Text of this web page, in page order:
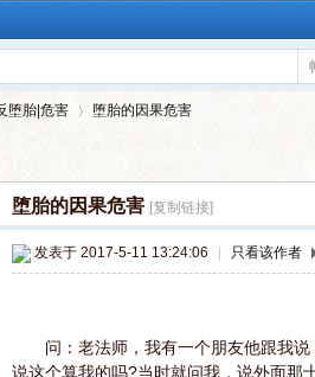
堕胎|危害
›
堕胎的因果危害
堕胎的因果危害 [复制链接]
发表于 2017-5-11 13:24:06 只看该作者
问：老法师，我有一个朋友他跟我说
说这个算我的吗?当时就问我，说外面那